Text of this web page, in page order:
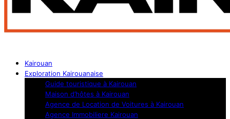
Kairouan
Exploration Kairouanaise
Guide touristique à Kairouan
Maison d’hôtes à Kairouan
Agence de Location de Voitures à Kairouan
Agence Immobiliere Kairouan